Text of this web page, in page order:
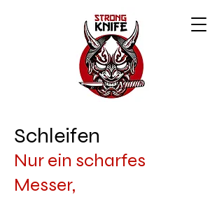
Schleifen
Nur ein scharfes
Messer,